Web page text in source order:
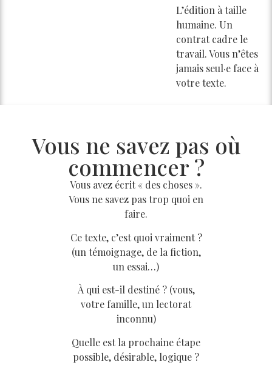
L’édition à taille
humaine. Un
contrat cadre le
travail. Vous n’êtes
jamais seul·e face à
votre texte.
Vous ne savez pas où
commencer ?
Vous avez écrit « des choses ».
Vous ne savez pas trop quoi en
faire.
Ce texte, c’est quoi vraiment ?
(un témoignage, de la fiction,
un essai…)
À qui est-il destiné ? (vous,
votre famille, un lectorat
inconnu)
Quelle est la prochaine étape
possible, désirable, logique ?